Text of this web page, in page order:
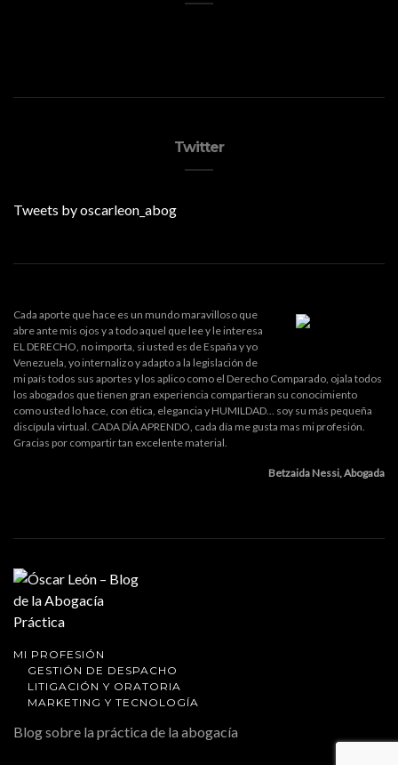
Twitter
Tweets by oscarleon_abog
Cada aporte que hace es un mundo maravilloso que
abre ante mis ojos y a todo aquel que lee y le interesa
EL DERECHO, no importa, si usted es de España y yo
Venezuela, yo internalizo y adapto a la legislación de
mi país todos sus aportes y los aplico como el Derecho Comparado, ojala todos
los abogados que tienen gran experiencia compartieran su conocimiento
como usted lo hace, con ética, elegancia y HUMILDAD... soy su más pequeña
discípula virtual. CADA DÍA APRENDO, cada día me gusta mas mi profesión.
Gracias por compartir tan excelente material.
Betzaida Nessi, Abogada
MI PROFESIÓN
GESTIÓN DE DESPACHO
LITIGACIÓN Y ORATORIA
MARKETING Y TECNOLOGÍA
Blog sobre la práctica de la abogacía